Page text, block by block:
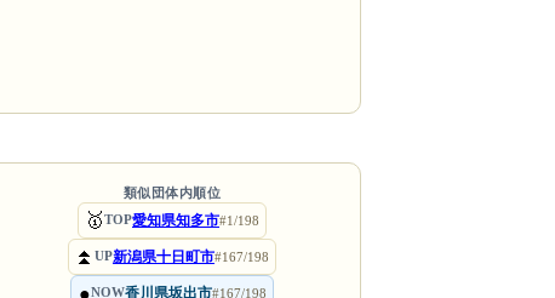
類似団体内順位
🥇TOP愛知県知多市#1/198
⏫ UP新潟県十日町市#167/198
●NOW香川県坂出市#167/198